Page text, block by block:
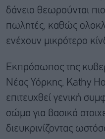
δάνειο θεωρούνται
πωλητές, καθώς
ενέχουν μικρότερο
Εκπρόσωπος της
Νέας Υόρκης, Kathy
επιτευχθεί γενική
σώμα για βασικά
διευκρινίζοντας